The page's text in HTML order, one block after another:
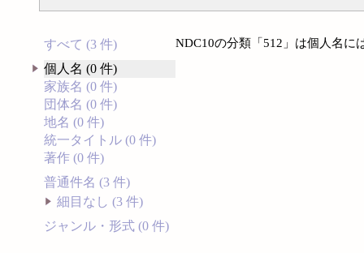
すべて (3 件)
個人名 (0 件)
家族名 (0 件)
団体名 (0 件)
地名 (0 件)
統一タイトル (0 件)
著作 (0 件)
普通件名 (3 件)
細目なし (3 件)
ジャンル・形式 (0 件)
NDC10の分類「512」は個人名に